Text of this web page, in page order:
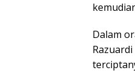
Dalam